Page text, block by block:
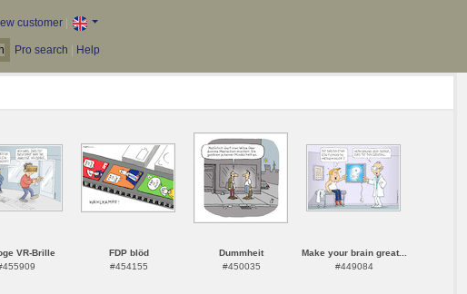
customer|
Pro search Help
VR-Brille
FDP blöd
#454155
Dummheit
#450035
Make your brain great...
#449084